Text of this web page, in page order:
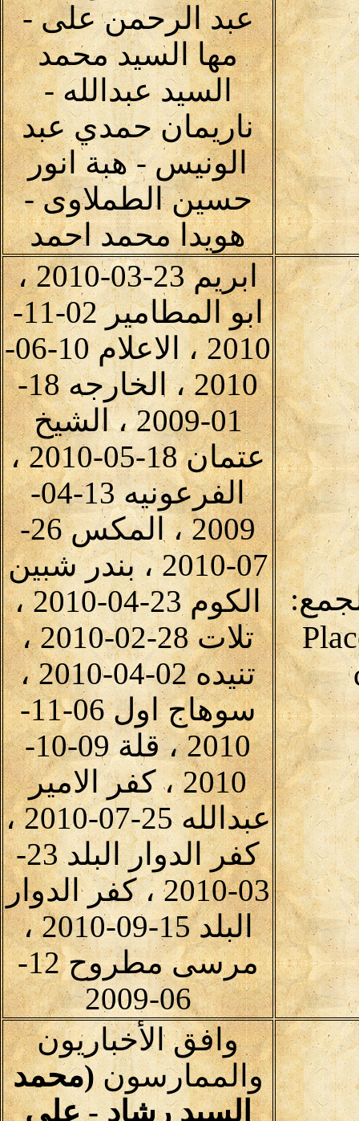
عبد الرحمن على -
مها السيد محمد
السيد عبدالله -
ناريمان حمدي عبد
الونيس - هبة انور
حسين الطملاوى -
هويدا محمد احمد
ابريم 23-03-2010 ،
ابو المطامير 02-11-
2010 ، الاعلام 10-06-
2010 ، الخارجه 18-
01-2009 ، الشيخ
عتمان 18-05-2010 ،
الفرعونيه 13-04-
2009 ، المكس 26-
07-2010 ، بندر شبين
الكوم 23-04-2010 ،
تلات 28-02-2010 ،
تنيده 02-04-2010 ،
سوهاج اول 06-11-
2010 ، قلة 09-10-
2010 ، كفر الامير
عبدالله 25-07-2010 ،
كفر الدوار البلد 23-
03-2010 ، كفر الدوار
البلد 15-09-2010 ،
مرسى مطروح 12-
06-2009
وافق الأخباريون
والممارسون(محمد
السيد رشاد - علي